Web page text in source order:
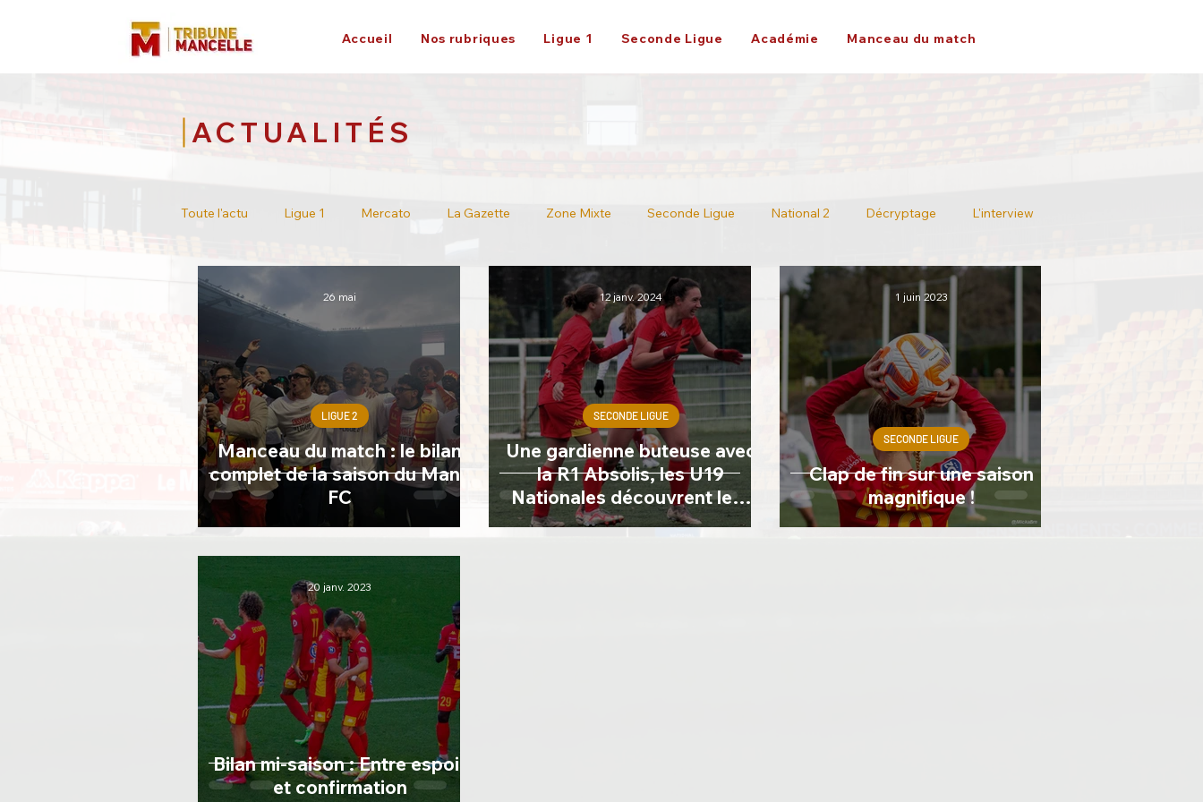
Accueil Nos rubriques Ligue 1 Seconde Ligue Académie Manceau du match
ACTUALITÉS
Toute l'actu Ligue 1 Mercato La Gazette Zone Mixte Seconde Ligue National 2 Décryptage L'interview
Tour de France
Manceau du match : le bilan
complet de la saison du Mans
FC
LIGUE 2
26 mai
Une gardienne buteuse avec
la R1 Absolis, les U19
Nationales découvrent leur
poule pour la 2e phase et les
SECONDE LIGUE
12 janv. 2024
Clap de fin sur une saison
magnifique !
SECONDE LIGUE
1 juin 2023
Bilan mi-saison : Entre espoir
et confirmation
20 janv. 2023